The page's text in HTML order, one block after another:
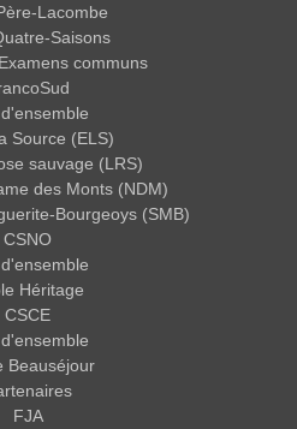
Lacombe
Saisons
communs
Source (ELS)
sauvage (LRS)
des Monts (NDM)
Bourgeoys (SMB)
CSNO
Héritage
CSCE
Beauséjour
FJA